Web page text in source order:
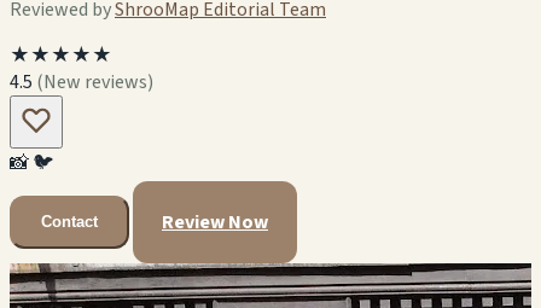
Reviewed byShrooMap Editorial Team
★★★★★
4.5 (New reviews)
📸🐦
Contact Review Now